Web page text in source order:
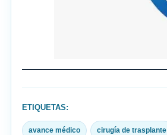
ETIQUETAS:
avance médico cirugía de trasplante